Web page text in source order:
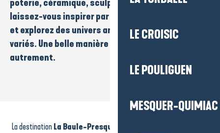
LE CROISIC
LE POULIGUEN
MESQUER-QUIMIAC
poterie, céramique, sculpture ,mosaïque,vitrail
laissez-vous inspirer par des savoir-faire uniques
et explorez des univers artistiquesriches et
variés. Une belle manière de vivre le territoire
autrement.
Atelier Morta Bijoux
La destinationLa Baule-Presqu’île de Guérande